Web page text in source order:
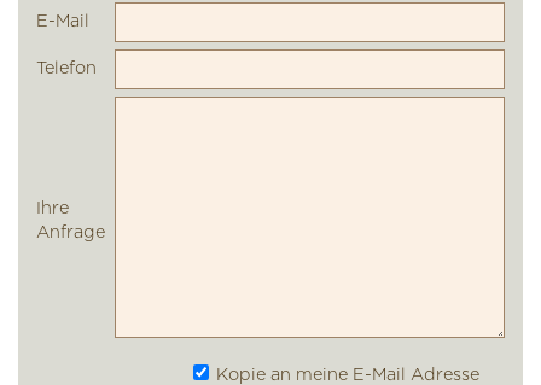
E-Mail
Telefon
Ihre
Anfrage
Kopie an meine E-Mail Adresse